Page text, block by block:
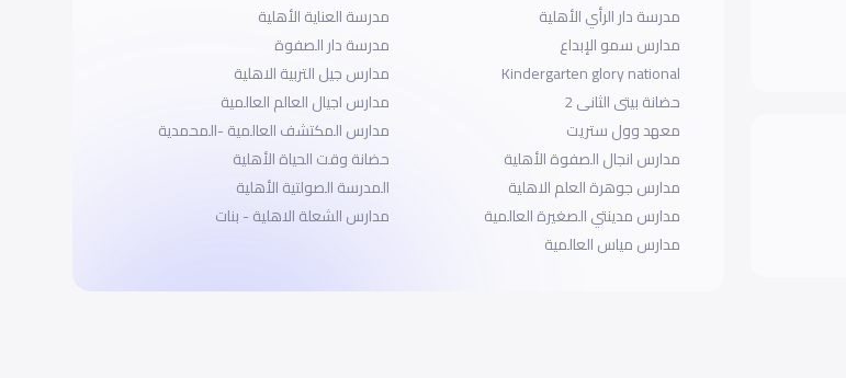
مدرسة دار الرأي الأهلية
مدارس سمو الإبداع
Kindergarten glory national
حضانة بيتى الثانى 2
معهد وول ستريت
مدارس انجال الصفوة الأهلية
مدارس جوهرة العلم الاهلية
مدارس مدينتي الصغيرة العالمية
مدارس مياس العالمية
مدرسة العناية الأهلية
مدرسة دار الصفوة
مدارس جيل التربية الاهلية
مدارس اجيال العالم العالمية
مدارس المكتشف العالمية -المحمدية
حضانة وقت الحياة الأهلية
المدرسة الصولتية الأهلية
مدارس الشعلة الاهلية - بنات